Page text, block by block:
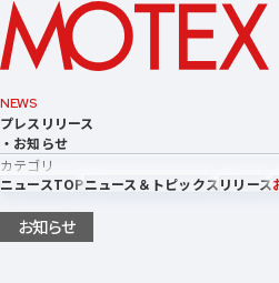
NEWS
プレスリリース
・お知らせ
カテゴリ
ニュースTOPニュース＆トピックスリリース
お知らせ